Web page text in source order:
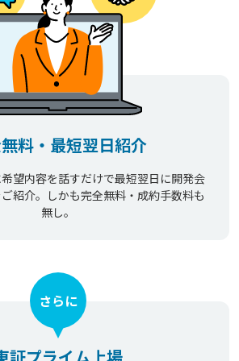
料・最短翌日紹介
望内容を話すだけで最短翌日に開発会
紹介。しかも完全無料・成約手数料も
無し。
さらに